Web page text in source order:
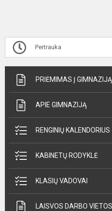
Pertrauka
PRIĖMIMAS Į GIMNAZIJĄ
APIE GIMNAZIJĄ
RENGINIŲ KALENDORIUS
KABINETŲ RODYKLĖ
KLASIŲ VADOVAI
LAISVOS DARBO VIETOS